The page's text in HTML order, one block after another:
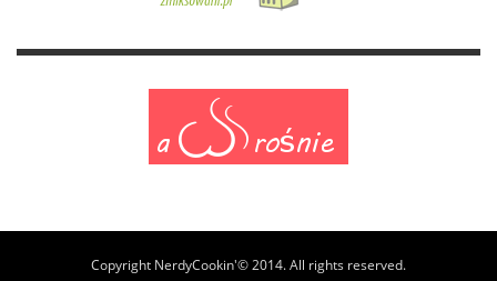
Copyright NerdyCookin'© 2014. All rights reserved.